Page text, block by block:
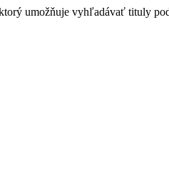
umožňuje vyhľadávať tituly